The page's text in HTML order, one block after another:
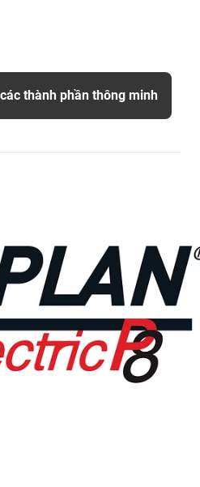
thành phần thông minh